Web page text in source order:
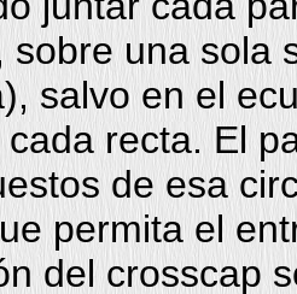
sobre una sola
salvo en el
recta. El
de esa
permita el
del crosscap